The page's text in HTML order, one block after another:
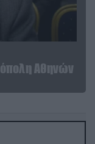
Αθηνών